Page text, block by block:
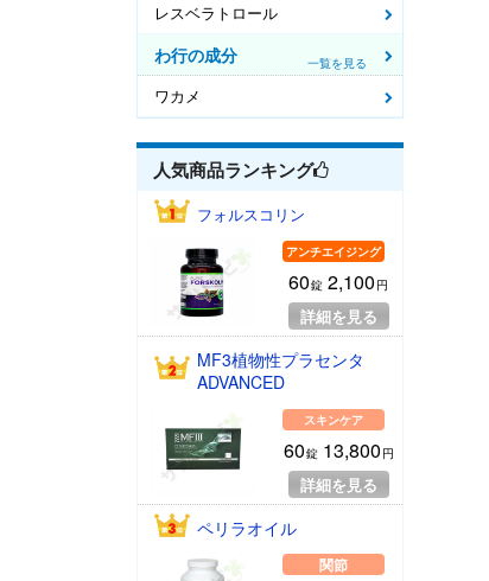
レスベラトロール
わ行の成分 一覧を見る
ワカメ
人気商品ランキング
フォルスコリン
アンチエイジング
60錠 2,100 円
詳細を見る
MF3植物性プラセンタ
ADVANCED
スキンケア
60錠13,800 円
詳細を見る
ペリラオイル
関節